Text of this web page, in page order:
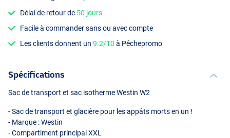
Délai de retour de 50 jours
Facile à commander sans ou avec compte
Les clients donnent un9.2/10 à Pêchepromo
Spécifications
Sac de transport et sac isotherme Westin W2
- Sac de transport et glacière pour les appâts morts en un !
- Marque : Westin
- Compartiment principal XXL